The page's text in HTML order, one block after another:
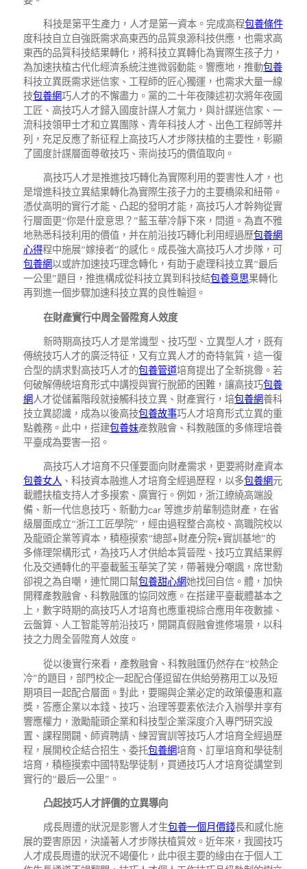
科技是第平生產力，人才是第一資本。完成高程包養條件
度科技自立自強既需求高東西的品質泉源科技供應，也需求高
東西的品質科技結果轉化，將科技立異轉化為實際生孩子力，
為加速扶植古代化經濟系統注進微弱動能。響應地，推動包養
科技立異既需求迷信家、工程師的匠心獨運，也需求大量一線
技包養網巧人才的不懈盡力。黨的二十年夜陳述初次將年夜國
工匠、高技巧人才歸入國度計謀人才氣力，與計謀迷信家、一
流科技領甲士才和立異團隊、青年科技人才、出色工程師等并
列，充足反應了新征程上高技巧人才步隊扶植的主要性，彰顯
了國度計謀層面尊敬技巧、崇尚技巧的價值取向。
高技巧人才是推進技巧轉化為實際利用的要害性人才，也
是增進科技立異結果轉化為實際生孩子力的主要橋梁和紐帶。
憑仗高明的實行才能、凸起的發明才能，高技巧人才幹夠從實
行層面更“你是什麼意思？”藍玉華冷靜下來，問道。為直不雅
地熟悉科技利用的價值，并在前沿技巧轉化利用經過歷包養網
心得程中施展“嫁接者”的感化。成長強大高技巧人才步隊，可
包養網以或許加速技巧理念轉化，有助于處理科技立異“最后
一公里”題目，推進構成從科技立異到科技結包養意思果轉化
再到進一個步驟加速科技立異的良性輪迴。
在財產實行中周全晉陞育人效度
新時期高技巧人才是常識型、技巧型、立異型人才，既有
傳統技巧人才的廣泛特征，又有立異人才的奇特氣質，這一復
合型的請求對高技巧人才的包養管道培育提出了全新挑釁。若
何破解傳統培育形式中講授與實行脫節的困難，讓高技巧包養
網人才從儲蓄階段就接觸科技立異、財產實行，培包養網養科
技立異認識，成為以後高技包養故事巧人才培育形式立異的重
點義務。此中，搭建包養妹產教融會、科教融匯的多條理培養
平臺成為要害一招。
高技巧人才培育不只僅要面向財產需求，更要將財產資本
包養女人 、科技資本融進人才培育全經過歷程，以多包養網元
載體扶植支持人才多摸索、廣實行。例如，浙江繚繞高端設
備、新一代信息技巧、新動力car 等進步前輩制造財產，在省
級層面成立“浙江工匠學院”，經由過程整合高校、高職院校以
及龍頭企業等資本，積極摸索“總部+財產分院+實訓基地”的
多條理架構形式，為技巧人才供給本質晉陞、技巧立異結果孵
化及交通轉化的平臺載藍玉華笑了笑，帶著幾分嘲諷，席世勳
卻視之為自嘲，連忙開口幫包養甜心網她找回自信。體，加快
開釋產教融會、科教融匯的協同效應。在搭建平臺載體基本之
上，數字時期的高技巧人才培育也應重視綜合應用年夜數據、
云盤算、人工智能等前沿技巧，開闢真假融會進修場景，以科
技之力周全晉陞育人效度。
從以後實行來看，產教融會、科教融匯仍然存在“校熱企
冷”的題目，部門校企一起配合僅逗留在供給勞務用工以及短
期項目一起配合層面。對此，要賜與企業必定的政策優惠和嘉
獎，答應企業以本錢、技巧、治理等要素依法介入辦學并享有
響應權力，激勵龍頭企業和科技型企業深度介入專門研究設
置、課程開闢、師資聘請、練習實訓等技巧人才培育全經過歷
程，展開校企結合招生、委托包養網培育、訂單培育和學徒制
培育，積極摸索中國特點學徒制，買通技巧人才培育從講堂到
實行的“最后一公里”。
凸起技巧人才評價的立異導向
成長周遭的狀況是影響人才生包養一個月價錢長和感化施
展的要害原因，決議著人才步隊扶植質效。近年來，我國技巧
人才成長周遭的狀況不竭優化，此中很主要的緣由在于個人工